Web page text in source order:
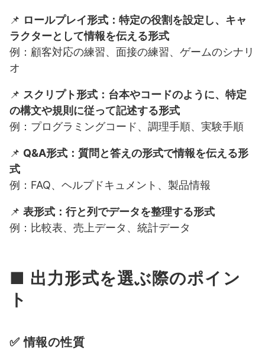
📌 ロールプレイ形式：特定の役割を設定し、キャ
ラクターとして情報を伝える形式
例：顧客対応の練習、面接の練習、ゲームのシナリ
オ
📌 スクリプト形式：台本やコードのように、特定
の構文や規則に従って記述する形式
例：プログラミングコード、調理手順、実験手順
📌 Q&A形式：質問と答えの形式で情報を伝える形
式
例：FAQ、ヘルプドキュメント、製品情報
📌 表形式：行と列でデータを整理する形式
例：比較表、売上データ、統計データ
■ 出力形式を選ぶ際のポイン
ト
✅ 情報の性質